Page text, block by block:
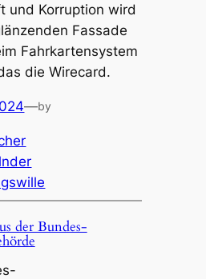
und Korruption wird
Fassade
Fahrkartensystem
die Wirecard.
—by
der Bundes-